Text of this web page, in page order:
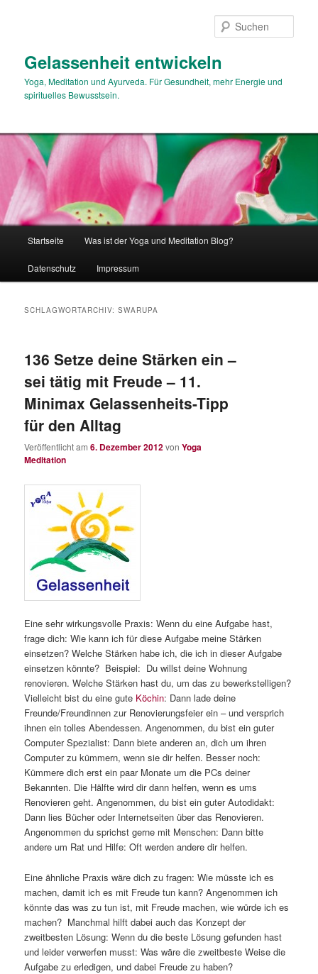
Gelassenheit entwickeln
Yoga, Meditation und Ayurveda. Für Gesundheit, mehr Energie und
spirituelles Bewusstsein.
Startseite Was ist der Yoga und Meditation Blog?
Datenschutz Impressum
SCHLAGWORTARCHIV:SWARUPA
136 Setze deine Stärken ein –
sei tätig mit Freude – 11.
Minimax Gelassenheits-Tipp
für den Alltag
Veröffentlicht am6. Dezember 2012vonYoga
Meditation
Eine sehr wirkungsvolle Praxis: Wenn du eine Aufgabe hast,
frage dich: Wie kann ich für diese Aufgabe meine Stärken
einsetzen? Welche Stärken habe ich, die ich in dieser Aufgabe
einsetzen könnte? Beispiel: Du willst deine Wohnung
renovieren. Welche Stärken hast du, um das zu bewerkstelligen?
Vielleicht bist du eine gute Köchin: Dann lade deine
Freunde/Freundinnen zur Renovierungsfeier ein – und versprich
ihnen ein tolles Abendessen. Angenommen, du bist ein guter
Computer Spezialist: Dann biete anderen an, dich um ihren
Computer zu kümmern, wenn sie dir helfen. Besser noch:
Kümmere dich erst ein paar Monate um die PCs deiner
Bekannten. Die Hälfte wird dir dann helfen, wenn es ums
Renovieren geht. Angenommen, du bist ein guter Autodidakt:
Dann lies Bücher oder Internetseiten über das Renovieren.
Angenommen du sprichst gerne mit Menschen: Dann bitte
andere um Rat und Hilfe: Oft werden andere dir helfen.
Eine ähnliche Praxis wäre dich zu fragen: Wie müsste ich es
machen, damit ich es mit Freude tun kann? Angenommen ich
könnte das was zu tun ist, mit Freude machen, wie würde ich es
machen? Manchmal hilft dabei auch das Konzept der
zweitbesten Lösung: Wenn du die beste Lösung gefunden hast
und leider verwerfen musst: Was wäre die zweitbeste Weise die
Aufgabe zu erledigen, und dabei Freude zu haben?